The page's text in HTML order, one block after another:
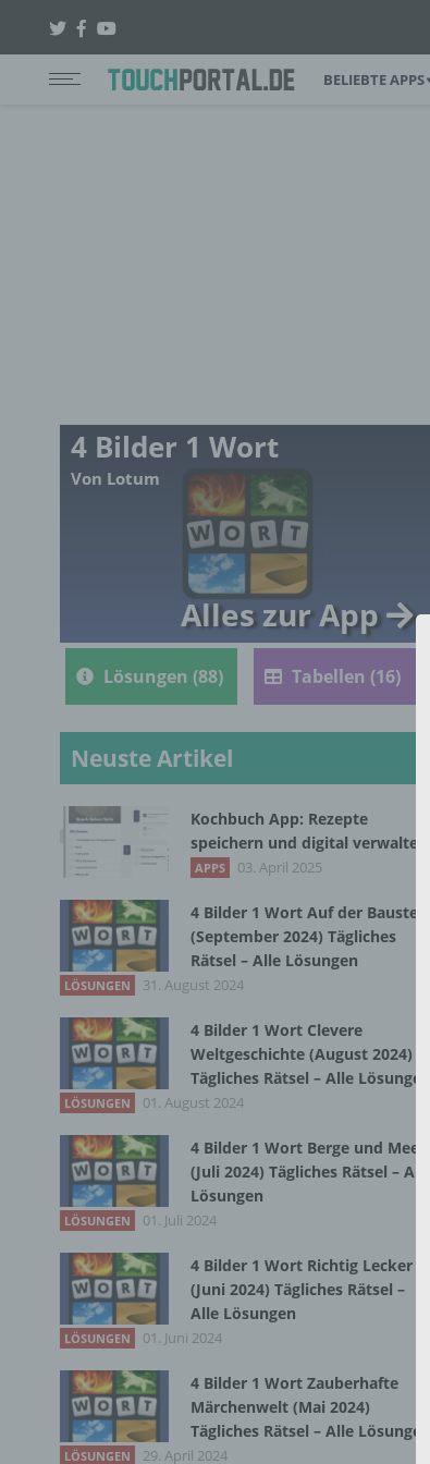
BELIEBTE APPS
4 Bilder 1 Wort
Von Lotum
Alles zur App
Lösungen (88) Tabellen (16)
Neuste Artikel
Kochbuch App: Rezepte
speichern und digital verwalten
APPS 03. April 2025
4 Bilder 1 Wort Auf der Baustelle
(September 2024) Tägliches
Rätsel – Alle Lösungen
LÖSUNGEN 31. August 2024
4 Bilder 1 Wort Clevere
Weltgeschichte (August 2024)
Tägliches Rätsel – Alle Lösungen
LÖSUNGEN 01. August 2024
4 Bilder 1 Wort Berge und Meer
(Juli 2024) Tägliches Rätsel – Alle
Lösungen
LÖSUNGEN 01. Juli 2024
4 Bilder 1 Wort Richtig Lecker
(Juni 2024) Tägliches Rätsel –
Alle Lösungen
LÖSUNGEN 01. Juni 2024
4 Bilder 1 Wort Zauberhafte
Märchenwelt (Mai 2024)
Tägliches Rätsel – Alle Lösungen
LÖSUNGEN 29. April 2024